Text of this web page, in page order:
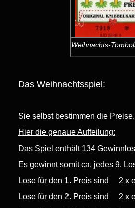
Weihnachts-
Das Weihnachtsspiel:
Sie selbst bestimmen die Preise.
Hier die genaue Aufteilung:
Das Spiel enthält 134
Es gewinnt somit ca. jedes 9.
Lose für den 1. Preis sind 2 x
Lose für den 2. Preis sind 2 x